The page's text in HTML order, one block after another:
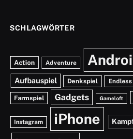
SCHLAGWÖRTER
Action Adventure
Aufbauspiel Denkspiel
Farmspiel Gadgets Gameloft
Instagram iPhone